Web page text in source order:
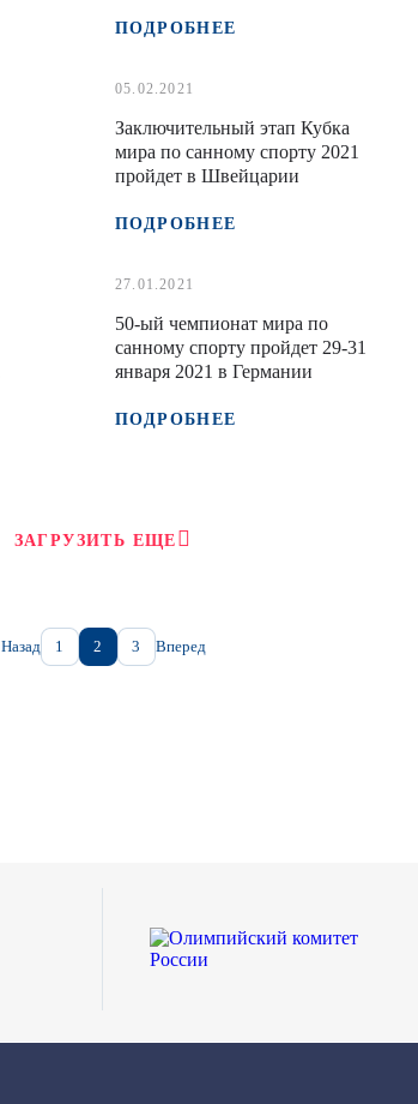
ПОДРОБНЕЕ
05.02.2021
Заключительный этап Кубка
мира по санному спорту 2021
пройдет в Швейцарии
ПОДРОБНЕЕ
27.01.2021
50-ый чемпионат мира по
санному спорту пройдет 29-31
января 2021 в Германии
ПОДРОБНЕЕ
ЗАГРУЗИТЬ ЕЩЕ
Назад 1 2 3 Вперед